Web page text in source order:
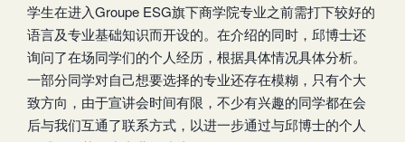
学生在进入Groupe ESG旗下商学院专业之前需打下较好的
语言及专业基础知识而开设的。在介绍的同时，邱博士还
询问了在场同学们的个人经历，根据具体情况具体分析。
一部分同学对自己想要选择的专业还存在模糊，只有个大
致方向，由于宣讲会时间有限，不少有兴趣的同学都在会
后与我们互通了联系方式，以进一步通过与邱博士的个人